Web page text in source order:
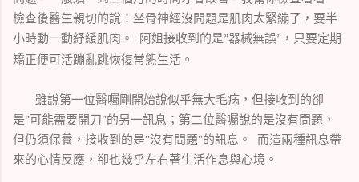
檢查後醫生親切的說：坐骨神經沒問題是肌肉太緊繃了，要半
小時動一動紓緩肌肉。 阿姐接收到的是”器械無誤” ，只要定期
矯正便可活蹦亂跳恢復常態生活。
雖說第一位醫囑剛開始說似乎無大毛病，但接收到的卻
是"可能需要開刀"的另一訊息；第二位醫囑說的是沒有問題，
但仍須保養，接收到的是"沒有問題"的訊息。 而這兩種訊息帶
來的心情反應，卻也幾乎左右著生活作息與心境。